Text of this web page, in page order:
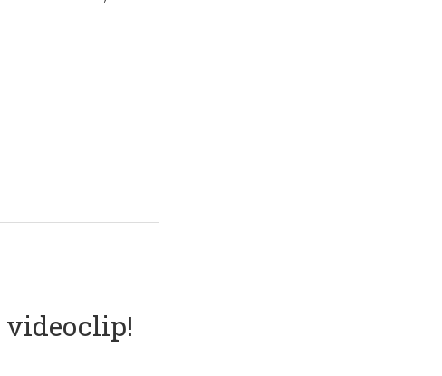
videoclip!